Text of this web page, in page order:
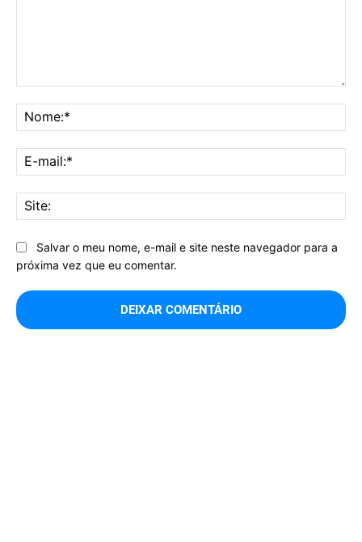
Salvar o meu nome, e-mail e site neste navegador para a
próxima vez que eu comentar.